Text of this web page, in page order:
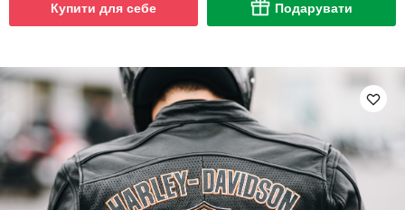
Купити для себе Подарувати